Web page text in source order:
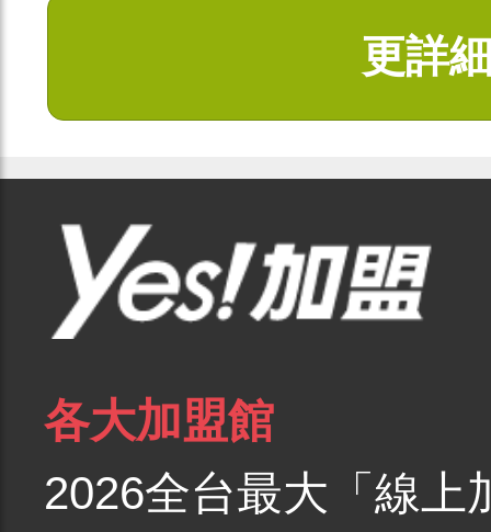
更詳
各大加盟館
2026全台最大「線上